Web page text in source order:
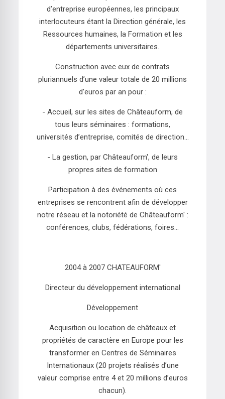
d’entreprise européennes, les principaux
interlocuteurs étant la Direction générale, les
Ressources humaines, la Formation et les
départements universitaires.
Construction avec eux de contrats
pluriannuels d’une valeur totale de 20 millions
d’euros par an pour :
- Accueil, sur les sites de Châteauform, de
tous leurs séminaires : formations,
universités d’entreprise, comités de direction...
- La gestion, par Châteauform', de leurs
propres sites de formation
Participation à des événements où ces
entreprises se rencontrent afin de développer
notre réseau et la notoriété de Châteauform' :
conférences, clubs, fédérations, foires…
2004 à 2007 CHATEAUFORM'
Directeur du développement international
Développement
Acquisition ou location de châteaux et
propriétés de caractère en Europe pour les
transformer en Centres de Séminaires
Internationaux (20 projets réalisés d’une
valeur comprise entre 4 et 20 millions d’euros
chacun).